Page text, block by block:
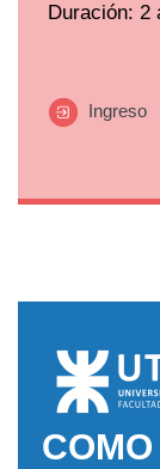
Duración: 2
Ingreso